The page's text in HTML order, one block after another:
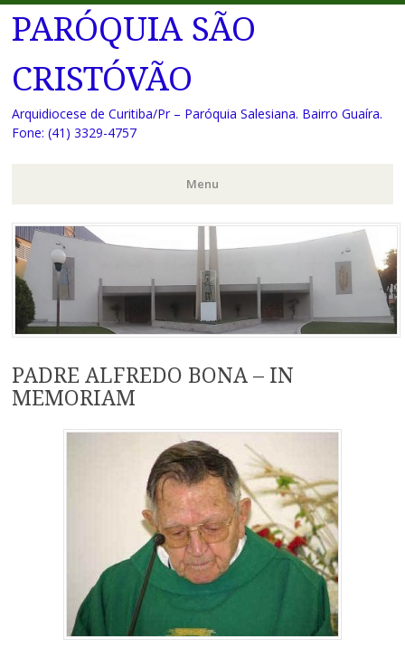
PARÓQUIA SÃO
CRISTÓVÃO
Arquidiocese de Curitiba/Pr – Paróquia Salesiana. Bairro Guaíra.
Fone: (41) 3329-4757
Menu
Pular
para
o
conteúdo
PADRE ALFREDO BONA – IN
MEMORIAM